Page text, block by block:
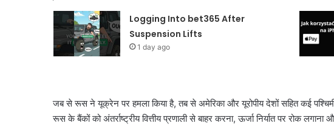
Logging Into bet365 After
Suspension Lifts
1 day ago
जब से रूस ने यूक्रेन पर हमला किया है, तब से अमेरिका और यूरोपीय देशों सहित कई
रूस के बैंकों को अंतर्राष्ट्रीय वित्तीय प्रणाली से बाहर करना, ऊर्जा निर्यात पर रोक